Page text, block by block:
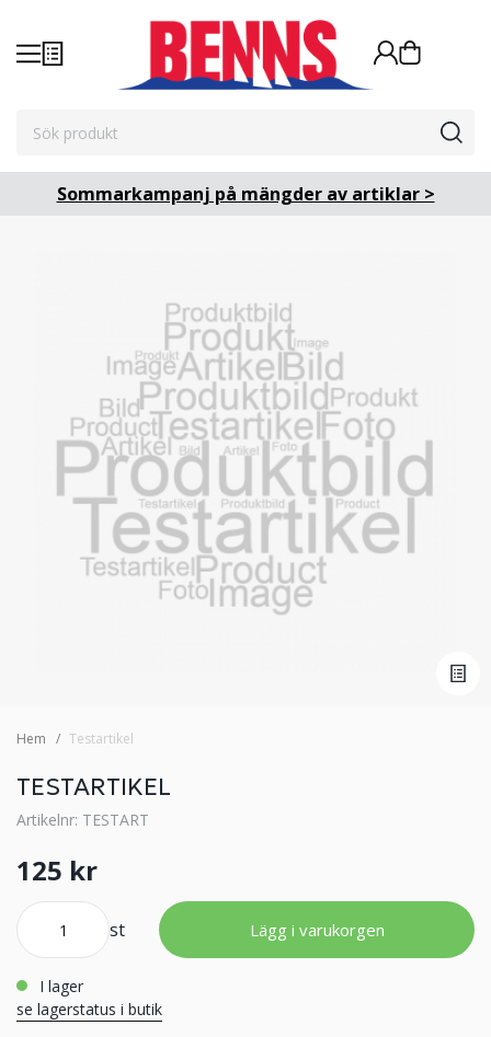
Sommarkampanj på mängder av artiklar >
Hem Testartikel
TESTARTIKEL
Artikelnr: TESTART
125 kr
st Lägg i varukorgen
i lager
se lagerstatus i butik